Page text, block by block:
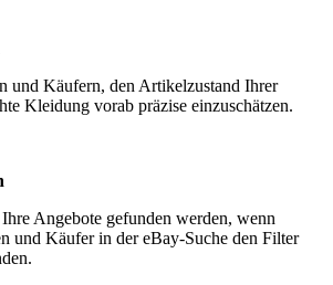
und Käufern, den Artikelzustand Ihrer
Kleidung vorab präzise einzuschätzen.
Ihre Angebote gefunden werden, wenn
und Käufer in der eBay-Suche den Filter